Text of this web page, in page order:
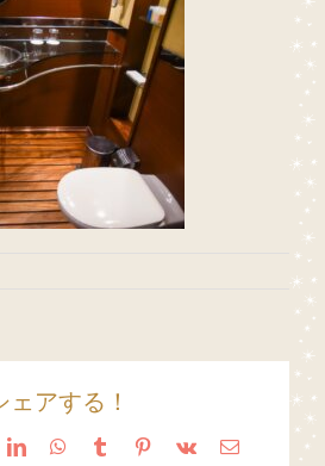
ェアする！
LinkedInWhatsApp
TumblrPinterest
Vk Email